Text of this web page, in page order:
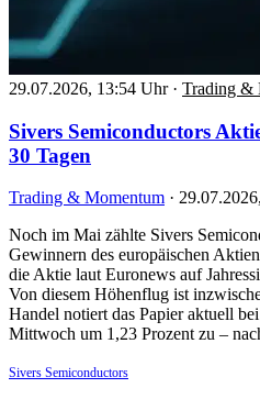
29.07.2026, 13:54 Uhr · Trading &
Sivers Semiconductors
30 Tagen
Trading & Momentum ·
Noch im Mai zählte Sivers
Gewinnern des europäischen
die Aktie laut Euronews auf
Von diesem Höhenflug ist
Handel notiert das Papier aktuell
Mittwoch um 1,23 Prozent zu –
Sivers Semiconductors